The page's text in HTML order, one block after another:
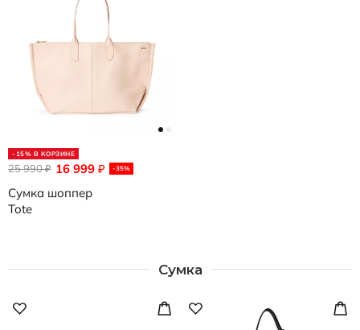
-15% В КОРЗИНЕ
16 999 ₽ -35%
25 990₽
Сумка шоппер
Tote
Сумка